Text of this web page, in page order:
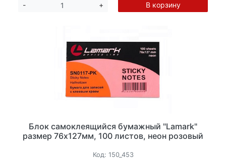
- + В корзину
Блок самоклеящийся бумажный "Lamark"
размер 76х127мм, 100 листов, неон розовый
Код: 150_453